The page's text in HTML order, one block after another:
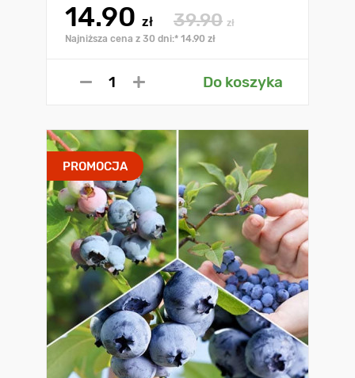
14.90 zł 39.90 zł
Najniższa cena z 30 dni:* 14.90 zł
Do koszyka
PROMOCJA